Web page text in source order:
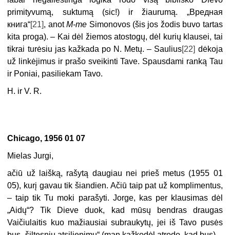
primityvumą, suktumą (sic!) ir žiaurumą. „Вредная
книга“[21], anotM-me Simonovos (šis jos žodis buvo tartas
kita proga). – Kai dėl žiemos atostogų, dėl kurių klausei, tai
tikrai turėsiu jas kažkada po N. Metų. – Saulius[22] dėkoja
už linkėjimus ir prašo sveikinti Tave. Spausdami ranką Tau
ir Poniai, pasiliekam Tavo.
H. ir V. R.
Chicago, 1956 01 07
Mielas Jurgi,
ačiū už laišką, rašytą daugiau nei prieš metus (1955 01
05), kurį gavau tik šiandien. Ačiū taip pat už komplimentus,
– taip tik Tu moki parašyti. Jorge, kas per klausimas dėl
„Aidų“? Tik Dieve duok, kad mūsų bendras draugas
Vaičiulaitis kuo mažiausiai subraukytų, jei iš Tavo pusės